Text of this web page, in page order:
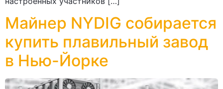
Майнер NYDIG собирается
купить плавильный завод
в Нью-Йорке